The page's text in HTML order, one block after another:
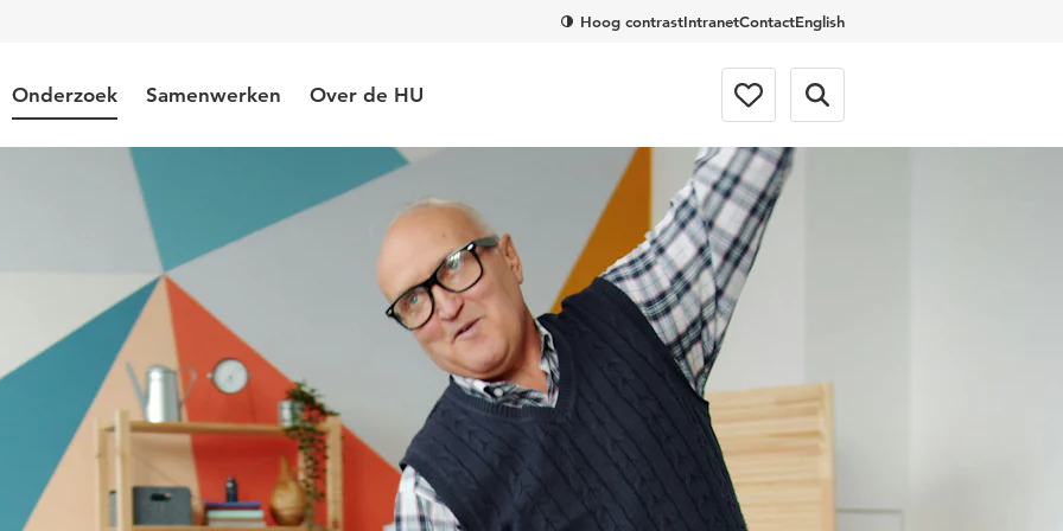
Hoog contrastIntranetContactEnglish
Onderzoek Samenwerken Over de HU